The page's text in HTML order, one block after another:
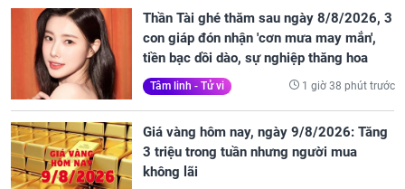
Thần Tài ghé thăm sau ngày 8/8/2026, 3
con giáp đón nhận 'cơn mưa may mắn',
tiền bạc dồi dào, sự nghiệp thăng hoa
Tâm linh - Tử vi 1 giờ 38 phút trước
Giá vàng hôm nay, ngày 9/8/2026: Tăng
3 triệu trong tuần nhưng người mua
không lãi